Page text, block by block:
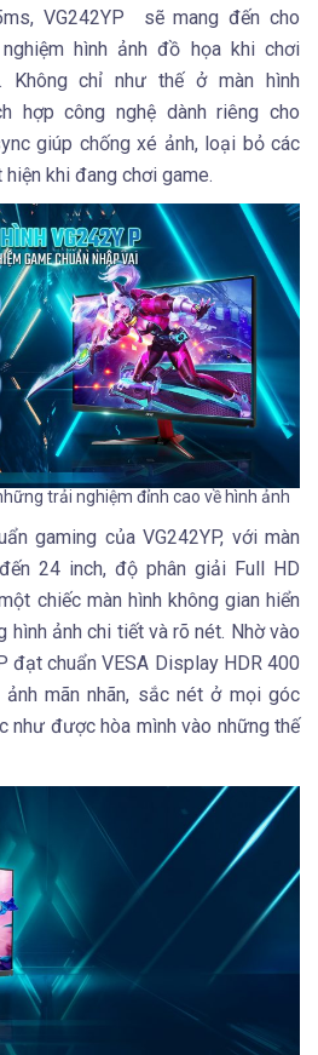
VG242YP sẽ mang đến cho
hình ảnh đồ họa khi chơi
Không chỉ như thế ở màn hình
hợp công nghệ dành riêng cho
giúp chống xé ảnh, loại bỏ các
khi đang chơi game.
trải nghiệm đỉnh cao về hình ảnh
gaming của VG242YP, với màn
24 inch, độ phân giải Full HD
chiếc màn hình không gian hiển
hình ảnh chi tiết và rõ nét. Nhờ vào
đạt chuẩn VESA Display HDR 400
mãn nhãn, sắc nét ở mọi góc
như được hòa mình vào những thế